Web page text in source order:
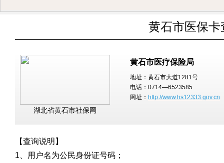
黄石市医保卡
湖北省黄石市社保网
黄石市医疗保险局
地址：黄石市大道1281号
电话：0714—6523585
网址： http://www.hs12333.gov.cn
【查询说明】
1、用户名为公民身份证号码；